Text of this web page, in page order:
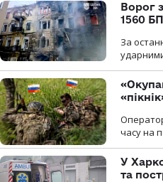
Ворог
1560
За
часу на
У
та